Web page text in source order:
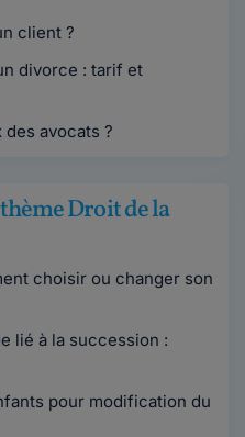
client ?
divorce : tarif et
avocats ?
Droit de la
choisir ou changer son
lié à la succession :
pour modification du